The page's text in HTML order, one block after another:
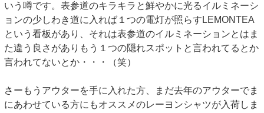
いう噂です。表参道のキラキラと鮮やかに光るイルミネーシ
ョンの少しわき道に入れば１つの電灯が照らすLEMONTEA
という看板があり、それは表参道のイルミネーションとはま
た違う良さがありもう１つの隠れスポットと言われてるとか
言われてないとか・・・（笑）
さーもうアウターを手に入れた方、まだ去年のアウターでま
にあわせている方にもオススメのレーヨンシャツが入荷しま